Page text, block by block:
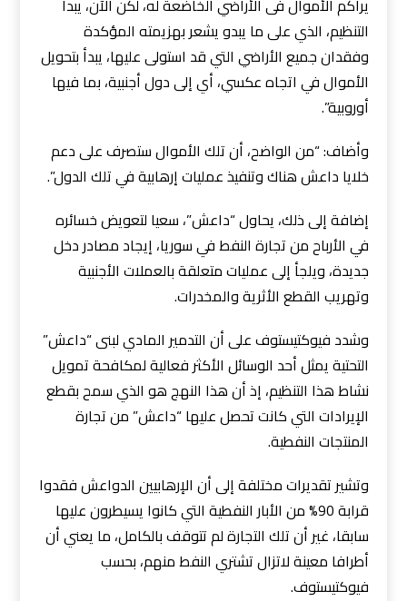
يراكم الأموال فى الأراضي الخاضعة له، لكن الآن، يبدأ
التنظيم، الذي على ما يبدو يشعر بهزيمته المؤكدة
وفقدان جميع الأراضي التي قد استولى عليها، يبدأ بتحويل
الأموال في اتجاه عكسي، أي إلى دول أجنبية، بما فيها
أوروبية”.
وأضاف: “من الواضح، أن تلك الأموال ستصرف على دعم
خلايا داعش هناك وتنفيذ عمليات إرهابية في تلك الدول”.
إضافة إلى ذلك، يحاول “داعش”، سعيا لتعويض خسائره
في الأرباح من تجارة النفط في سوريا، إيجاد مصادر دخل
جديدة، ويلجأ إلى عمليات متعلقة بالعملات الأجنبية
وتهريب القطع الأثرية والمخدرات.
وشدد فيوكتيستوف على أن التدمير المادي لبنى “داعش”
التحتية يمثل أحد الوسائل الأكثر فعالية لمكافحة تمويل
نشاط هذا التنظيم، إذ أن هذا النهج هو الذي سمح بقطع
الإيرادات التي كانت تحصل عليها “داعش” من تجارة
المنتجات النفطية.
وتشير تقديرات مختلفة إلى أن الإرهابيين الدواعش فقدوا
قرابة 90% من الأبار النفطية التي كانوا يسيطرون عليها
سابقا، غير أن تلك التجارة لم تتوقف بالكامل، ما يعني أن
أطرافا معينة لاتزال تشتري النفط منهم، بحسب
فيوكتيستوف.